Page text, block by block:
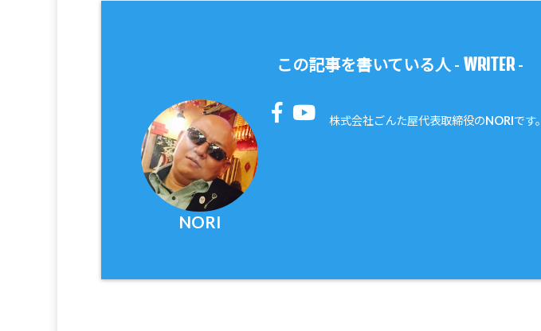
この記事を書いている人 - WRITER-
NORI
株式会社ごんた屋代表取締役のNORIです。